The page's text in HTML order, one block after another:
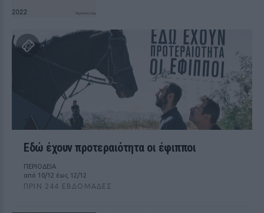
Εδώ έχουν προτεραιότητα οι έφιπποι
ΠΕΡΙΟΔΕΙΑ
από 10/12 έως 12/12
ΠΡΙΝ 244 ΕΒΔΟΜΆΔΕΣ